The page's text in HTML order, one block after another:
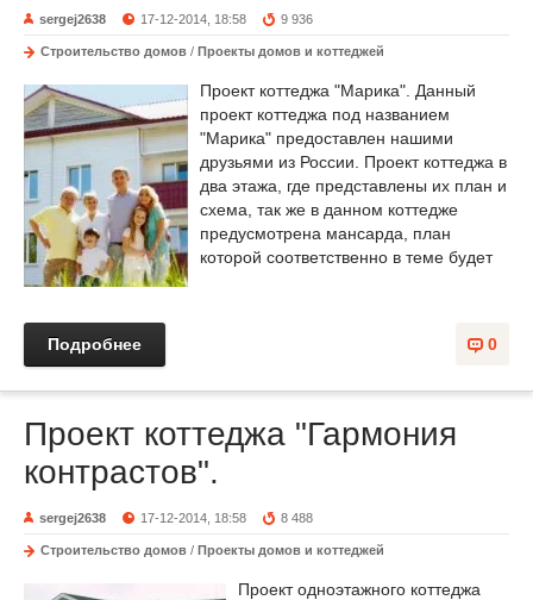
sergej2638 17-12-2014, 18:58 9 936
Строительство домов / Проекты домов и коттеджей
Проект коттеджа "Марика". Данный
проект коттеджа под названием
"Марика" предоставлен нашими
друзьями из России. Проект коттеджа в
два этажа, где представлены их план и
схема, так же в данном коттедже
предусмотрена мансарда, план
которой соответственно в теме будет
0
Подробнее
Проект коттеджа "Гармония
контрастов".
sergej2638 17-12-2014, 18:58 8 488
Строительство домов / Проекты домов и коттеджей
Проект одноэтажного коттеджа